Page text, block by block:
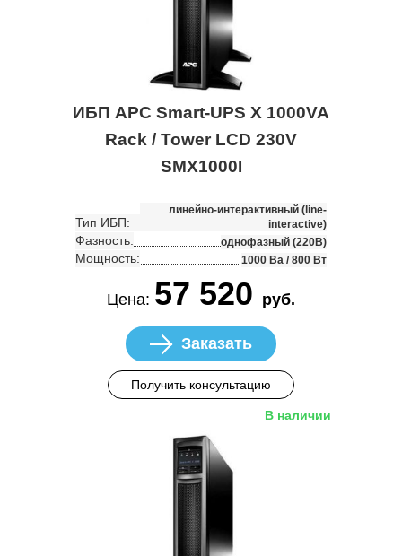
ИБП APC Smart-UPS X 1000VA
Rack / Tower LCD 230V
SMX1000I
Тип ИБП:
линейно-интерактивный (line-
interactive)
Фазность: однофазный (220В)
Мощность: 1000 Ва / 800 Вт
Цена: 57 520 руб.
Заказать
Получить консультацию
В наличии